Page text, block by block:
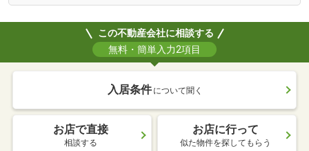
この不動産会社に相談する
無料・簡単入力2項目
入居条件 について聞く
お店で直接
相談する
お店に行って
似た物件を探してもらう